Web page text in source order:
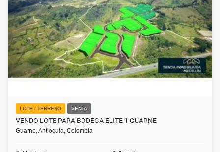
LOTE / TERRENO VENTA
VENDO LOTE PARA BODEGA ELITE 1 GUARNE
Guarne, Antioquia, Colombia